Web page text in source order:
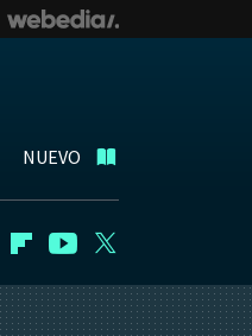
NUEVO
FacebookFlipboard
Youtube